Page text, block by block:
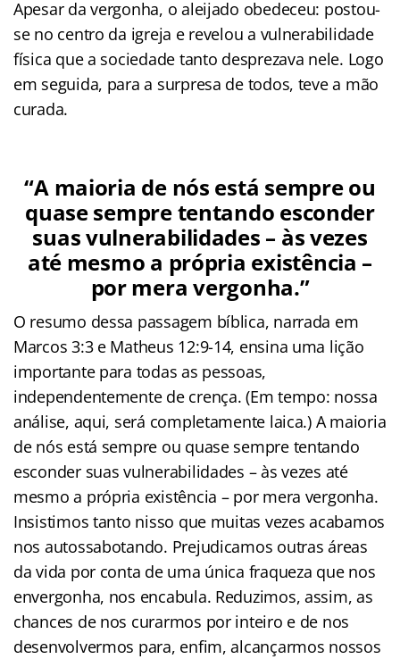
Apesar da vergonha, o aleijado obedeceu: postou-
se no centro da igreja e revelou a vulnerabilidade
física que a sociedade tanto desprezava nele. Logo
em seguida, para a surpresa de todos, teve a mão
curada.
“A maioria de nós está sempre ou
quase sempre tentando esconder
suas vulnerabilidades – às vezes
até mesmo a própria existência –
por mera vergonha.”
O resumo dessa passagem bíblica, narrada em
Marcos 3:3 e Matheus 12:9-14, ensina uma lição
importante para todas as pessoas,
independentemente de crença. (Em tempo: nossa
análise, aqui, será completamente laica.) A maioria
de nós está sempre ou quase sempre tentando
esconder suas vulnerabilidades – às vezes até
mesmo a própria existência – por mera vergonha.
Insistimos tanto nisso que muitas vezes acabamos
nos autossabotando. Prejudicamos outras áreas
da vida por conta de uma única fraqueza que nos
envergonha, nos encabula. Reduzimos, assim, as
chances de nos curarmos por inteiro e de nos
desenvolvermos para, enfim, alcançarmos nossos